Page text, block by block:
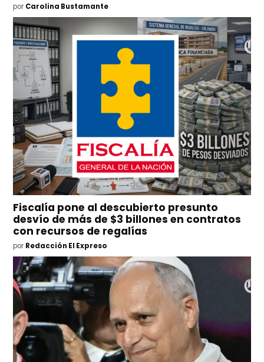
por Carolina Bustamante
Fiscalía pone al descubierto presunto
desvío de más de $3 billones en contratos
con recursos de regalías
por Redacción El Expreso